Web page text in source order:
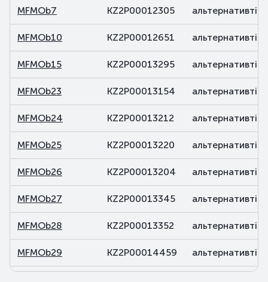
MFMOb7 KZ2P00012305 альтернативті
MFMOb10 KZ2P00012651 альтернативті
MFMOb15 KZ2P00013295 альтернативті
MFMOb23 KZ2P00013154 альтернативті
MFMOb24 KZ2P00013212 альтернативті
MFMOb25 KZ2P00013220 альтернативті
MFMOb26 KZ2P00013204 альтернативті
MFMOb27 KZ2P00013345 альтернативті
MFMOb28 KZ2P00013352 альтернативті
MFMOb29 KZ2P00014459 альтернативті